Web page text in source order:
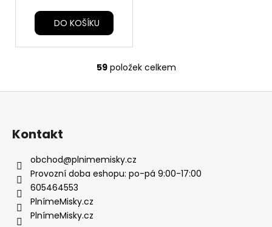
DO KOŠÍKU
O
v
c
í
p
59položek celkem
Z
Kontakt
obchod@plnimemisky.cz
Provozní doba eshopu: po-pá 9:00-17:00
605464553
PlnímeMisky.cz
PlnímeMisky.cz